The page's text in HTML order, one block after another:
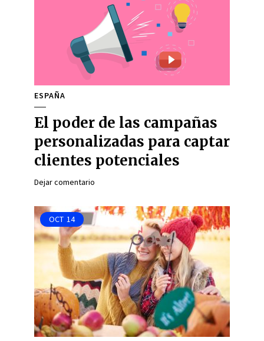
ESPAÑA
El poder de las campañas
personalizadas para captar
clientes potenciales
Dejar comentario
OCT 14